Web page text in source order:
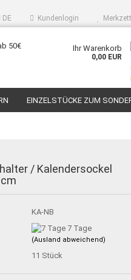
DE Kundenlogin
50€
Ihr Warenkorb
0,00 EUR
EINZELSTÜCKE ZUM
/ Kalendersockel
KA-NB
7 Tage
(Ausland abweichend)
11 Stück